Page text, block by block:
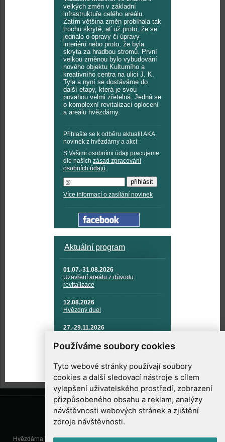
Používáme soubory cookies
Tyto webové stránky používají soubory
cookies a další sledovací nástroje s cílem
vylepšení uživatelského prostředí, zobrazení
přizpůsobeného obsahu a reklam, analýzy
návštěvnosti webových stránek a zjištění
zdroje návštěvnosti.
velkých změn v základní
infrastruktuře celého areálu.
Zatím většina změn probíhala tak
trochu skrytě, ať už proto, že se
jednalo o opravy či úpravy
interiérů nebo proto, že byla
skryta za hradbou stromů. První
velkou změnou bylo vybudování
nového objektu Kulturního a
kreativního centra na ulici J. K.
Tyla a nyní se dostáváme do
další etapy, která je svou
povahou velmi zřetelná. Jedná se
o komplexní revitalizaci oplocení
a areálu hvězdárny.
Přihlašte se k odběru aktualit AKA,
novinek z hvězdárny a akcí:
S Vašimi osobními údaji pracujeme
dle našich zásad zpracování
osobních údajů.
Více informací o zasílání novinek
Aktuální program
01.07.-31.08.2026
Uzavření areálu z důvodu
revitalizace
12.08.2026
Hvězdný duel
27.-29.11.2026
TECHNIKA A KOSMICKÉ
TECHNOLOGIE
Hvězdárna Valašské Meziříčí, příspěvková organizace, Vsetínská 78, 757